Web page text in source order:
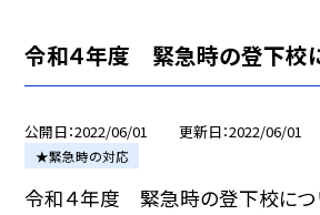
令和４年度 緊急時の登下校
公開日 2022/06/01 更新日 2022/06/01
★緊急時の対応
令和４年度 緊急時の登下校